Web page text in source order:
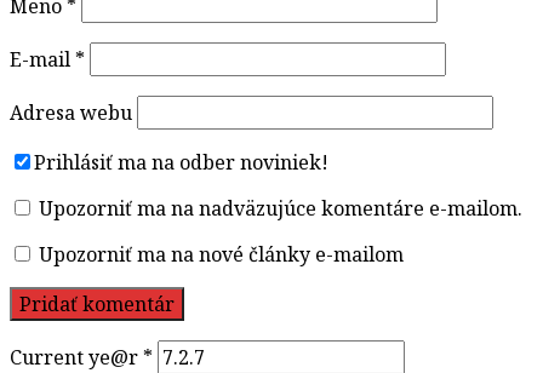
Meno *
E-mail *
Adresa webu
Prihlásiť ma na odber noviniek!
Upozorniť ma na nadväzujúce komentáre e-mailom.
Upozorniť ma na nové články e-mailom
Current ye@r *